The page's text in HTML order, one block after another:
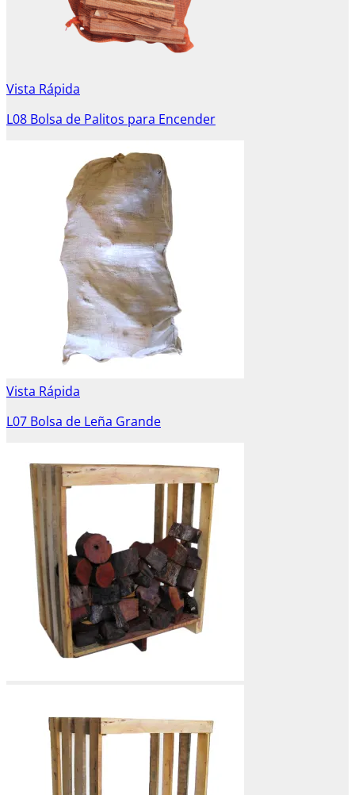
Vista Rápida
L08 Bolsa de Palitos para Encender
Vista Rápida
L07 Bolsa de Leña Grande